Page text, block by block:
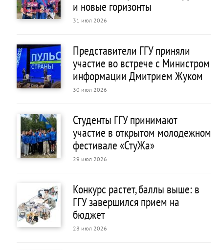
и новые горизонты
31 июл 2026
Представители ГГУ приняли
участие во встрече с Министром
информации Дмитрием Жуком
30 июл 2026
Студенты ГГУ принимают
участие в открытом молодежном
фестивале «СтуЖа»
29 июл 2026
Конкурс растет, баллы выше: в
ГГУ завершился прием на
бюджет
28 июл 2026